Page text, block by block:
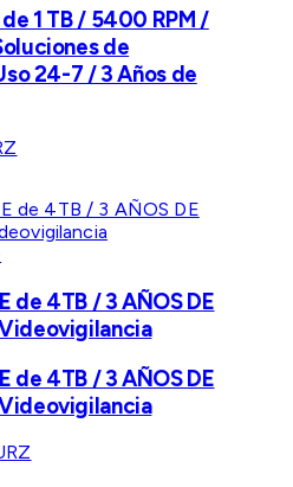
1 TB / 5400 RPM /
de
24-7 / 3 Años de
de 4TB / 3 AÑOS DE
de 4TB / 3 AÑOS DE